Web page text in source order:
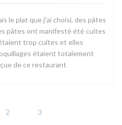
le plat que j'ai choisi, des pâtes
pâtes ont manifesté été cuites
trop cuites et elles
étaient totalement
de ce restaurant
2 3